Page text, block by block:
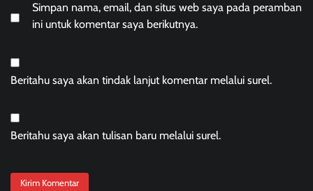
Simpan nama, email, dan situs web saya pada peramban
ini untuk komentar saya berikutnya.
Beritahu saya akan tindak lanjut komentar melalui surel.
Beritahu saya akan tulisan baru melalui surel.